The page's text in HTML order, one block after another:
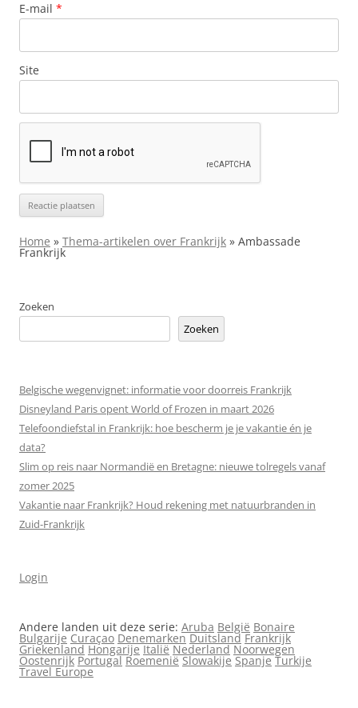
E-mail *
Site
Home » Thema-artikelen over Frankrijk » Ambassade
Frankrijk
Zoeken
Zoeken
Belgische wegenvignet: informatie voor doorreis Frankrijk
Disneyland Paris opent World of Frozen in maart 2026
Telefoondiefstal in Frankrijk: hoe bescherm je je vakantie én je
data?
Slim op reis naar Normandië en Bretagne: nieuwe tolregels vanaf
zomer 2025
Vakantie naar Frankrijk? Houd rekening met natuurbranden in
Zuid-Frankrijk
Login
Andere landen uit deze serie: Aruba België Bonaire
Bulgarije Curaçao Denemarken Duitsland Frankrijk
Griekenland Hongarije Italië Nederland Noorwegen
Oostenrijk Portugal Roemenië Slowakije Spanje Turkije
Travel Europe